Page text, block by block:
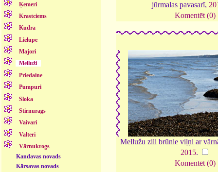
Ķemeri
Krastciems
Kūdra
Lielupe
Majori
Melluži
Priedaine
Pumpuri
Sloka
Stirnurags
Vaivari
Valteri
Vārnukrogs
Kandavas novads
Kārsavas novads
jūrmalas pavasarī,
Komentēt (0)
Mellužu zili brūnie viļņi ar
2015.
Komentēt (0)